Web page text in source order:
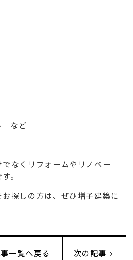
など
なくリフォームやリノベー
。
探しの方は、ぜひ増子建築に
一覧へ戻る 次の記事